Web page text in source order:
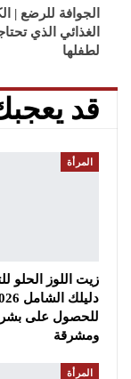
الجوافة للرضع |
الغذائي الذي
لطفلها
قد
المرأة
زيت اللوز الحلو
دليلك
للحصول على
ومشرقة
المرأة